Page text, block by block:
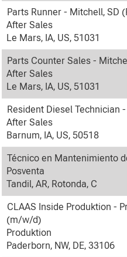
Parts Runner - Mitchell, SD
After Sales
Le Mars, IA, US, 51031
Parts Counter Sales -
After Sales
Le Mars, IA, US, 51031
Resident Diesel Technician
After Sales
Barnum, IA, US, 50518
Técnico en Mantenimiento
Posventa
Tandil, AR, Rotonda, C
CLAAS Inside Produktion -
(m/w/d)
Produktion
Paderborn, NW, DE, 33106